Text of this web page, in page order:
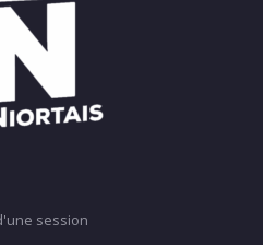
session